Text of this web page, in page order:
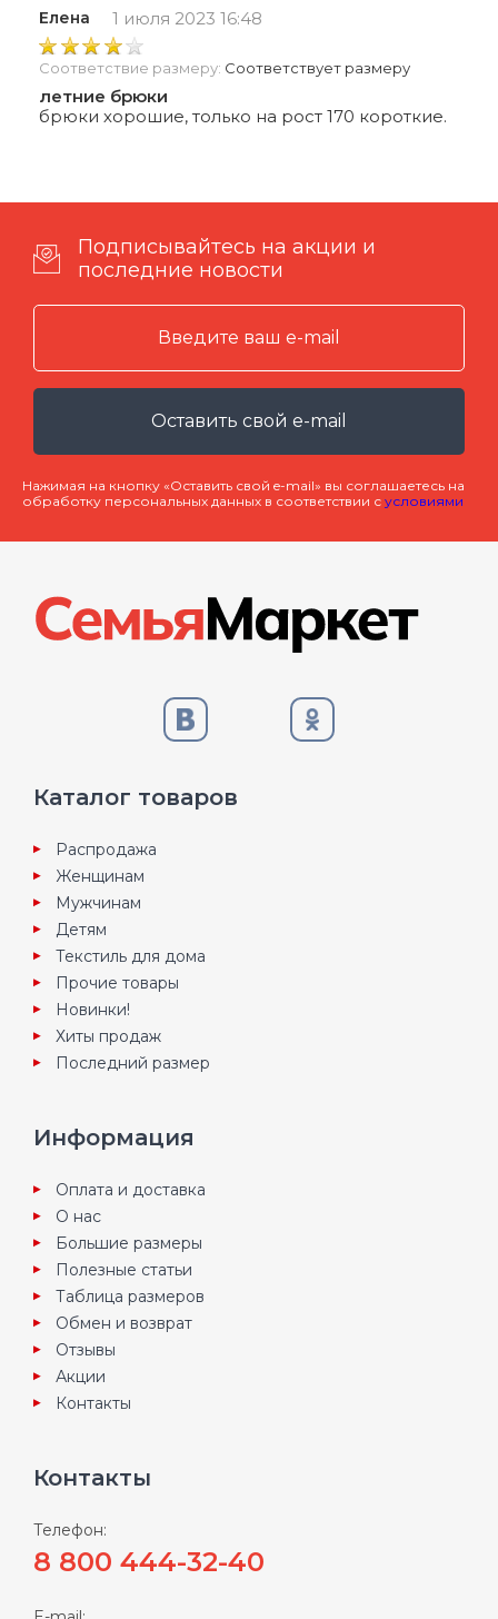
Елена 1 июля 2023 16:48
Соответствие размеру: Соответствует размеру
летние брюки
брюки хорошие, только на рост 170 короткие.
Подписывайтесь на акции и
последние новости
Оставить свой e-mail
Нажимая на кнопку «Оставить свой e-mail» вы соглашаетесь на
обработку персональных данных в соответствии с условиями
Каталог товаров
Распродажа
Женщинам
Мужчинам
Детям
Текстиль для дома
Прочие товары
Новинки!
Хиты продаж
Последний размер
Информация
Оплата и доставка
О нас
Большие размеры
Полезные статьи
Таблица размеров
Обмен и возврат
Отзывы
Акции
Контакты
Контакты
Телефон:
8 800 444-32-40